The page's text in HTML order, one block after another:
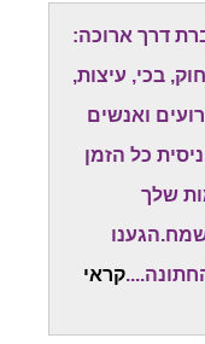
דרך ארוכה:
בכי, עיצות,
ואנשים
כל הזמן
שלך
הגענו
קראי